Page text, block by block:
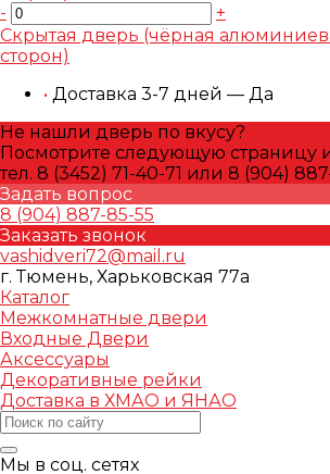
-
+
Скрытая дверь (чёрная
сторон)
• Доставка 3-7 дней — Да
Не нашли дверь по вкусу?
Посмотрите следующую страницу
тел. 8 (3452) 71-40-71 или 8 (904)
Задать вопрос
8 (904) 887-85-55
Заказать звонок
vashidveri72@mail.ru
г. Тюмень, Харьковская 77а
Каталог
Межкомнатные двери
Входные Двери
Аксессуары
Декоративные рейки
Доставка в ХМАО и ЯНАО
Мы в соц. сетях